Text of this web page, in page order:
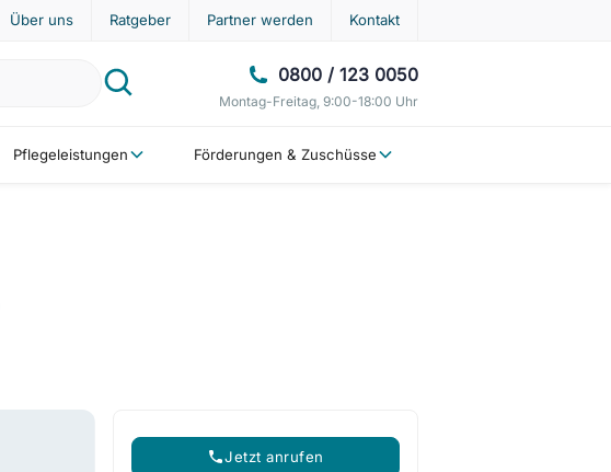
Über uns Ratgeber Partner werden Kontakt
0800 / 123 0050
Montag-Freitag, 9:00-18:00 Uhr
Pflegeleistungen Förderungen & Zuschüsse
Jetzt anrufen